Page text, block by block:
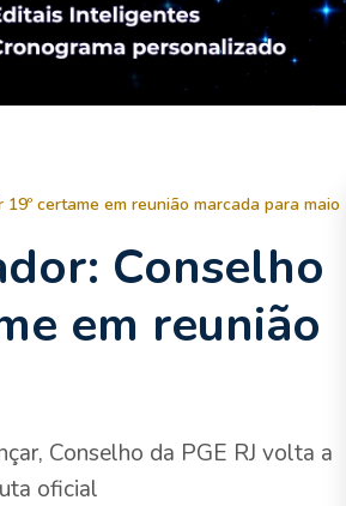
certame em reunião marcada para maio
Conselho
em reunião
Conselho da PGE RJ volta a
oficial